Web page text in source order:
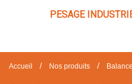
PESAGE
Accueil / Nos produits /